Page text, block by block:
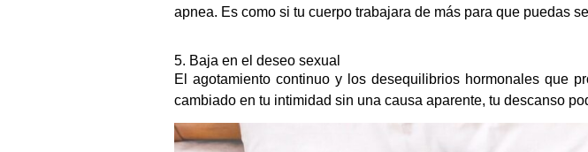
apnea. Es como si tu cuerpo trabajara de más para que puedas
5. Baja en el deseo sexual
El agotamiento continuo y los desequilibrios hormonales que
cambiado en tu intimidad sin una causa aparente, tu descanso